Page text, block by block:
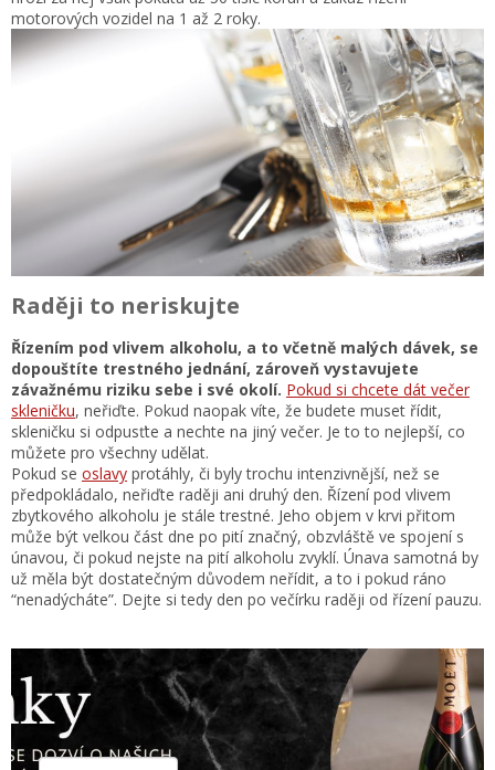
motorových vozidel na 1 až 2 roky.
Raději to neriskujte
Řízením pod vlivem alkoholu, a to včetně malých dávek, se
dopouštíte trestného jednání, zároveň vystavujete
závažnému riziku sebe i své okolí. Pokud si chcete dát večer
skleničku, neřiďte. Pokud naopak víte, že budete muset řídit,
skleničku si odpusťte a nechte na jiný večer. Je to to nejlepší, co
můžete pro všechny udělat.
Pokud se oslavy protáhly, či byly trochu intenzivnější, než se
předpokládalo, neřiďte raději ani druhý den. Řízení pod vlivem
zbytkového alkoholu je stále trestné. Jeho objem v krvi přitom
může být velkou část dne po pití značný, obzvláště ve spojení s
únavou, či pokud nejste na pití alkoholu zvyklí. Únava samotná by
už měla být dostatečným důvodem neřídit, a to i pokud ráno
“nenadýcháte”. Dejte si tedy den po večírku raději od řízení pauzu.